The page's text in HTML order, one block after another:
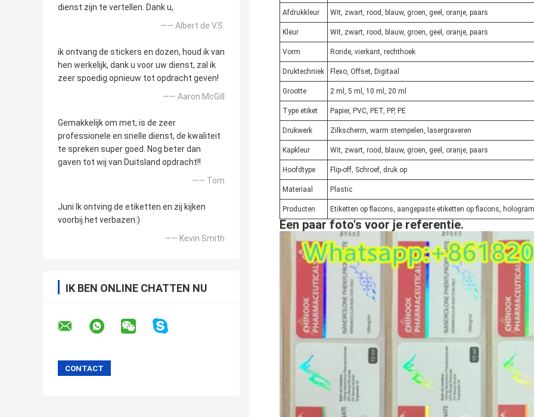
dienst zijn te vertellen. Dank u,
—— Albert de V.S.
ik ontvang de stickers en dozen, houd ik van
hen werkelijk, dank u voor uw dienst, zal ik
zeer spoedig opnieuw tot opdracht geven!
—— Aaron McGill
Gemakkelijk om met, is de zeer
professionele en snelle dienst, de kwaliteit
te spreken super goed. Nog beter dan
gaven tot wij van Duitsland opdracht!!
—— Tom
Juni Ik ontving de etiketten en zij kijken
voorbij het verbazen:)
—— Kevin Smith
IK BEN ONLINE CHATTEN NU
Afdrukkleur Wit, zwart, rood, blauw, groen, geel, oranje, paars
Kleur Wit, zwart, rood, blauw, groen, geel, oranje, paars
Vorm Ronde, vierkant, rechthoek
Druktechniek Flexo, Offset, Digitaal
Grootte 2 ml, 5 ml, 10 ml, 20 ml
Type etiket Papier, PVC, PET, PP, PE
Drukwerk Zilkscherm, warm stempelen, lasergraveren
Kapkleur Wit, zwart, rood, blauw, groen, geel, oranje, paars
Hoofdtype Flip-off, Schroef, druk op
Materiaal Plastic
Producten Etiketten op flacons, aangepaste etiketten op flacons,
Een paar foto's voor je referentie.